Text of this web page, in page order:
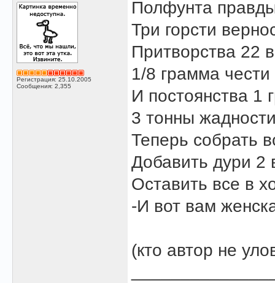
Регистрация: 25.10.2005
Сообщения: 2,355
Полфунта
Три горсти
Притворства 22
1/8 грамма чести
И постоянства 1
3 тонны
Теперь собрать
Добавить дури 2
Оставить все в
-И вот вам
(кто автор не